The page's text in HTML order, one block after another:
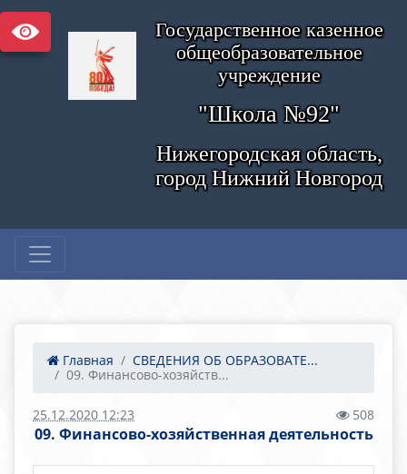
Государственное казенное
общеобразовательное
учреждение
"Школа №92"
Нижегородская область,
город Нижний Новгород
Главная
СВЕДЕНИЯ ОБ ОБРАЗОВАТЕ...
09. Финансово-хозяйств...
25.12.2020 12:23 508
09. Финансово-хозяйственная деятельность